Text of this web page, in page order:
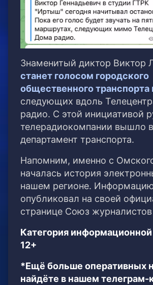
Знаменитый диктор Виктор
станет голосом городского
общественного
следующих вдоль
радио. С этой инициативой
телерадиокомпании вышло в
департамент транспорта.
Напомним, именно с
началась история
нашем регионе.
опубликовал на своей
странице Союз
Категория
12+
*Ещё больше оперативных
найдёте в нашем телеграм-